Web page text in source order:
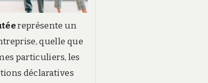
représente un
quelle que
particuliers, les
déclaratives